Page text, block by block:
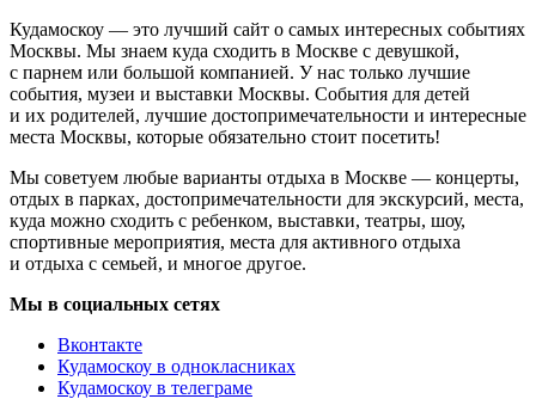
Кудамоскоу — это лучший сайт о самых интересных событиях
Москвы. Мы знаем куда сходить в Москве с девушкой,
с парнем или большой компанией. У нас только лучшие
события, музеи и выставки Москвы. События для детей
и их родителей, лучшие достопримечательности и интересные
места Москвы, которые обязательно стоит посетить!
Мы советуем любые варианты отдыха в Москве — концерты,
отдых в парках, достопримечательности для экскурсий, места,
куда можно сходить с ребенком, выставки, театры, шоу,
спортивные мероприятия, места для активного отдыха
и отдыха с семьей, и многое другое.
Мы в социальных сетях
Вконтакте
Кудамоскоу в однокласниках
Кудамоскоу в телеграме